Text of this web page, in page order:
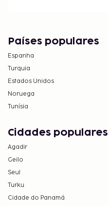
Países populares
Espanha
Turquia
Estados Unidos
Noruega
Tunísia
Cidades populares
Agadir
Geilo
Seul
Turku
Cidade do Panamá